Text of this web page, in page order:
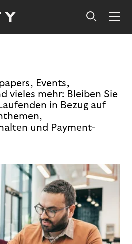
Events,
vieles mehr: Bleiben Sie
in Bezug auf
und Payment-